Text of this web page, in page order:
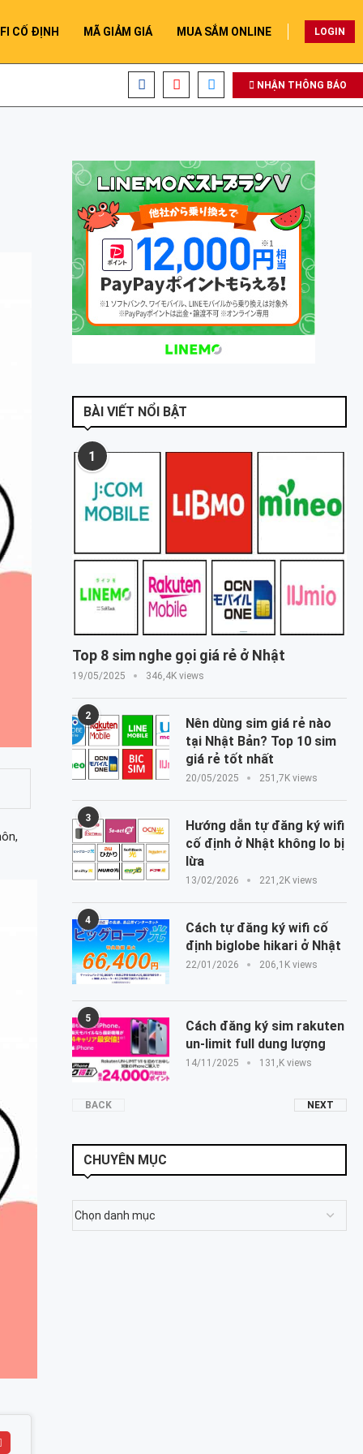
CỐ ĐỊNH MÃ GIẢM GIÁ MUA SẮM ONLINE LOGIN
NHẬN THÔNG BÁO
BÀI VIẾT NỔI BẬT
1
Top 8 sim nghe gọi giá rẻ ở Nhật
19/05/2025 346,4K views
2
Nên dùng sim giá rẻ nào
tại Nhật Bản? Top 10 sim
giá rẻ tốt nhất
20/05/2025 251,7K views
3
Hướng dẫn tự đăng ký wifi
cố định ở Nhật không lo bị
lừa
13/02/2026 221,2K views
4
Cách tự đăng ký wifi cố
định biglobe hikari ở Nhật
22/01/2026 206,1K views
5
Cách đăng ký sim rakuten
un-limit full dung lượng
14/11/2025 131,K views
BACK NEXT
CHUYÊN MỤC